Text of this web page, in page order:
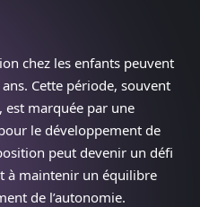
chez les enfants peuvent
Cette période, souvent
est marquée par une
le développement de
peut devenir un défi
à maintenir un équilibre
de l’autonomie.